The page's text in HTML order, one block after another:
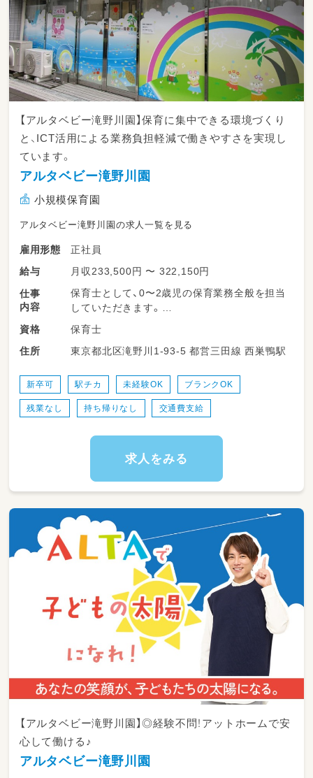
【アルタベビー滝野川園】保育に集中できる環境づくり
と、ICT活用による業務負担軽減で働きやすさを実現し
ています。
アルタベビー滝野川園
小規模保育園
アルタベビー滝野川園の求人一覧を見る
雇用形態
正社員
給与
月収233,500円 〜 322,150円
仕事
内容
保育士として、0〜2歳児の保育業務全般を担当
していただきます。
具体的には、子どもたちの生活支援（食事・排泄・
午睡など）や遊び・活動の見守り、発達に応じた
っていただきます。
また、連絡帳や日誌などの記録業務、年間計画・
園長・巡回マネージャー・本社保育士がサポート
する体制が整っているため、一人で抱え込むこ
務の効率化を進めており、保育に集中できる環
保育に専念できるよう、研修制度や業務サポー
ト体制も充実しています。自治体研修は勤務時
間内に受講でき、社内研修も実践的な内容でス
キルアップを支援します。
また、残業削減の取り組みを徹底しており、持ち
帰り業務のない働き方を実現しています。
資格
保育士
住所
東京都北区滝野川1-93-5 都営三田線 西巣鴨駅
新卒可 駅チカ 未経験OK ブランクOK
残業なし 持ち帰りなし 交通費支給
求人をみる
【アルタベビー滝野川園】◎経験不問！アットホームで安
心して働ける♪
アルタベビー滝野川園